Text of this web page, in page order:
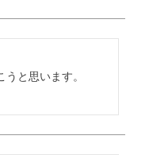
と思います。